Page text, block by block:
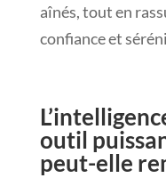
aînés, tout en
confiance et
outil
peut-elle